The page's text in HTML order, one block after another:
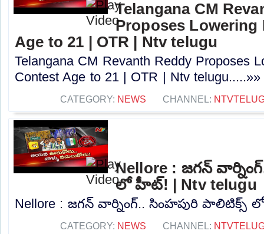
Telangana CM
Proposes Lowering
Age to 21 | OTR | Ntv telugu
Telangana CM Revanth Reddy Proposes
Contest Age to 21 | OTR | Ntv telugu.....»»
CATEGORY: NEWS CHANNEL:
Nellore : జగన్
లో హీట్! | Ntv telugu
Nellore : జగన్ వార్నింగ్.. సింహపురి పాలిటిక్స్
CATEGORY: NEWS CHANNEL: